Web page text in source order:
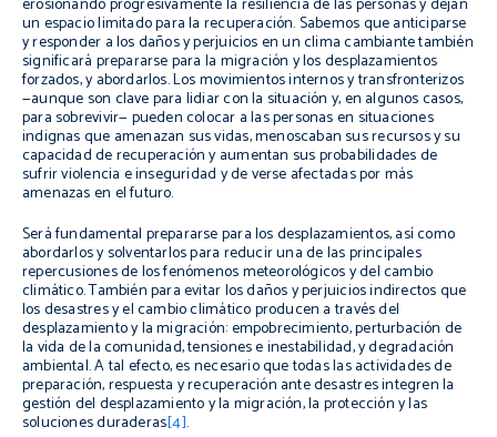
un espacio limitado para la recuperación. Sabemos que anticiparse
y responder a los daños y perjuicios en un clima cambiante también
significará prepararse para la migración y los desplazamientos
forzados, y abordarlos. Los movimientos internos y transfronterizos
—aunque son clave para lidiar con la situación y, en algunos casos,
para sobrevivir— pueden colocar a las personas en situaciones
indignas que amenazan sus vidas, menoscaban sus recursos y su
capacidad de recuperación y aumentan sus probabilidades de
sufrir violencia e inseguridad y de verse afectadas por más
amenazas en el futuro.
Será fundamental prepararse para los desplazamientos, así como
abordarlos y solventarlos para reducir una de las principales
repercusiones de los fenómenos meteorológicos y del cambio
climático. También para evitar los daños y perjuicios indirectos que
los desastres y el cambio climático producen a través del
desplazamiento y la migración: empobrecimiento, perturbación de
la vida de la comunidad, tensiones e inestabilidad, y degradación
ambiental. A tal efecto, es necesario que todas las actividades de
preparación, respuesta y recuperación ante desastres integren la
gestión del desplazamiento y la migración, la protección y las
soluciones duraderas[4].